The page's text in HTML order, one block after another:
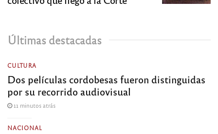
Últimas destacadas
CULTURA
Dos películas cordobesas fueron distinguidas
por su recorrido audiovisual
11 minutos atrás
NACIONAL